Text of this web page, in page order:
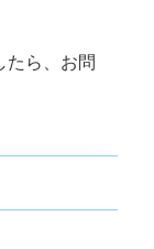
たら、お問